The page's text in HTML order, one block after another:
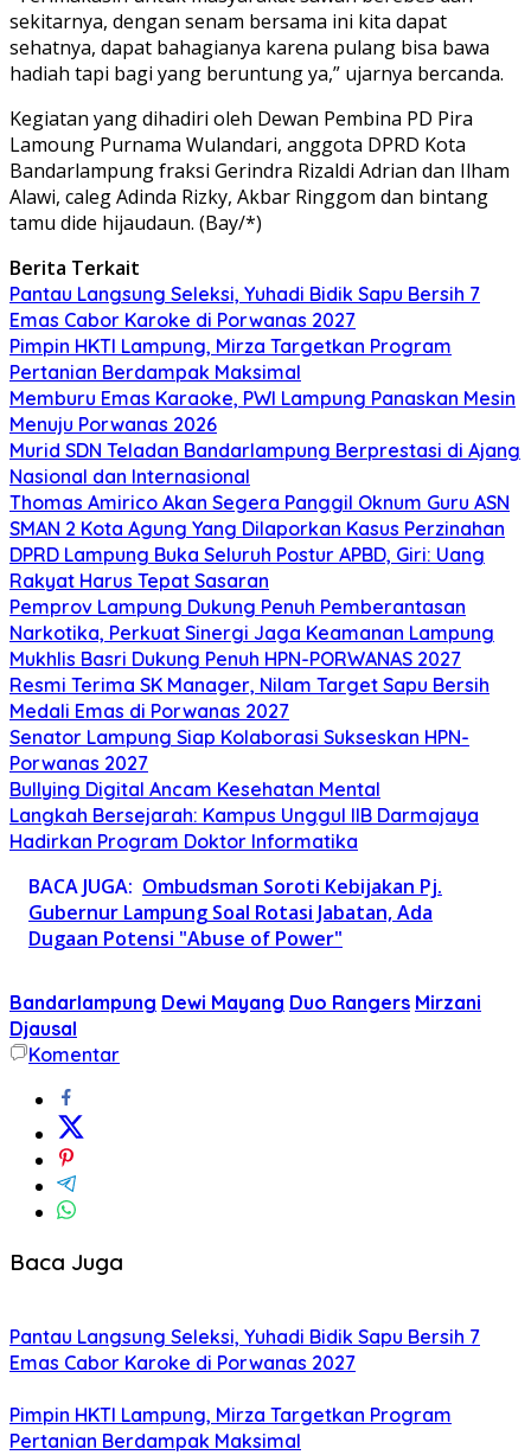
sekitarnya, dengan senam bersama ini kita dapat
sehatnya, dapat bahagianya karena pulang bisa bawa
hadiah tapi bagi yang beruntung ya,” ujarnya bercanda.
Kegiatan yang dihadiri oleh Dewan Pembina PD Pira
Lamoung Purnama Wulandari, anggota DPRD Kota
Bandarlampung fraksi Gerindra Rizaldi Adrian dan Ilham
Alawi, caleg Adinda Rizky, Akbar Ringgom dan bintang
tamu dide hijaudaun. (Bay/*)
Berita Terkait
Pantau Langsung Seleksi, Yuhadi Bidik Sapu Bersih 7
Emas Cabor Karoke di Porwanas 2027
Pimpin HKTI Lampung, Mirza Targetkan Program
Pertanian Berdampak Maksimal
Memburu Emas Karaoke, PWI Lampung Panaskan Mesin
Menuju Porwanas 2026
Murid SDN Teladan Bandarlampung Berprestasi di Ajang
Nasional dan Internasional
Thomas Amirico Akan Segera Panggil Oknum Guru ASN
SMAN 2 Kota Agung Yang Dilaporkan Kasus Perzinahan
DPRD Lampung Buka Seluruh Postur APBD, Giri: Uang
Rakyat Harus Tepat Sasaran
Pemprov Lampung Dukung Penuh Pemberantasan
Narkotika, Perkuat Sinergi Jaga Keamanan Lampung
Mukhlis Basri Dukung Penuh HPN-PORWANAS 2027
Resmi Terima SK Manager, Nilam Target Sapu Bersih
Medali Emas di Porwanas 2027
Senator Lampung Siap Kolaborasi Sukseskan HPN-
Porwanas 2027
Bullying Digital Ancam Kesehatan Mental
Langkah Bersejarah: Kampus Unggul IIB Darmajaya
Hadirkan Program Doktor Informatika
BACA JUGA: Ombudsman Soroti Kebijakan Pj.
Gubernur Lampung Soal Rotasi Jabatan, Ada
Dugaan Potensi "Abuse of Power"
Bandarlampung Dewi Mayang Duo Rangers Mirzani
Djausal
Komentar
Baca Juga
Pantau Langsung Seleksi, Yuhadi Bidik Sapu Bersih 7
Emas Cabor Karoke di Porwanas 2027
Pimpin HKTI Lampung, Mirza Targetkan Program
Pertanian Berdampak Maksimal